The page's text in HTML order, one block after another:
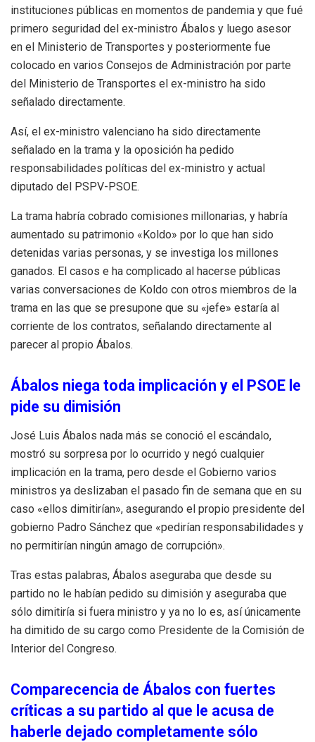
instituciones públicas en momentos de pandemia y que fué
primero seguridad del ex-ministro Ábalos y luego asesor
en el Ministerio de Transportes y posteriormente fue
colocado en varios Consejos de Administración por parte
del Ministerio de Transportes el ex-ministro ha sido
señalado directamente.
Así, el ex-ministro valenciano ha sido directamente
señalado en la trama y la oposición ha pedido
responsabilidades políticas del ex-ministro y actual
diputado del PSPV-PSOE.
La trama habría cobrado comisiones millonarias, y habría
aumentado su patrimonio «Koldo» por lo que han sido
detenidas varias personas, y se investiga los millones
ganados. El casos e ha complicado al hacerse públicas
varias conversaciones de Koldo con otros miembros de la
trama en las que se presupone que su «jefe» estaría al
corriente de los contratos, señalando directamente al
parecer al propio Ábalos.
Ábalos niega toda implicación y el PSOE le
pide su dimisión
José Luis Ábalos nada más se conoció el escándalo,
mostró su sorpresa por lo ocurrido y negó cualquier
implicación en la trama, pero desde el Gobierno varios
ministros ya deslizaban el pasado fin de semana que en su
caso «ellos dimitirían», asegurando el propio presidente del
gobierno Padro Sánchez que «pedirían responsabilidades y
no permitirían ningún amago de corrupción».
Tras estas palabras, Ábalos aseguraba que desde su
partido no le habían pedido su dimisión y aseguraba que
sólo dimitiría si fuera ministro y ya no lo es, así únicamente
ha dimitido de su cargo como Presidente de la Comisión de
Interior del Congreso.
Comparecencia de Ábalos con fuertes
críticas a su partido al que le acusa de
haberle dejado completamente sólo